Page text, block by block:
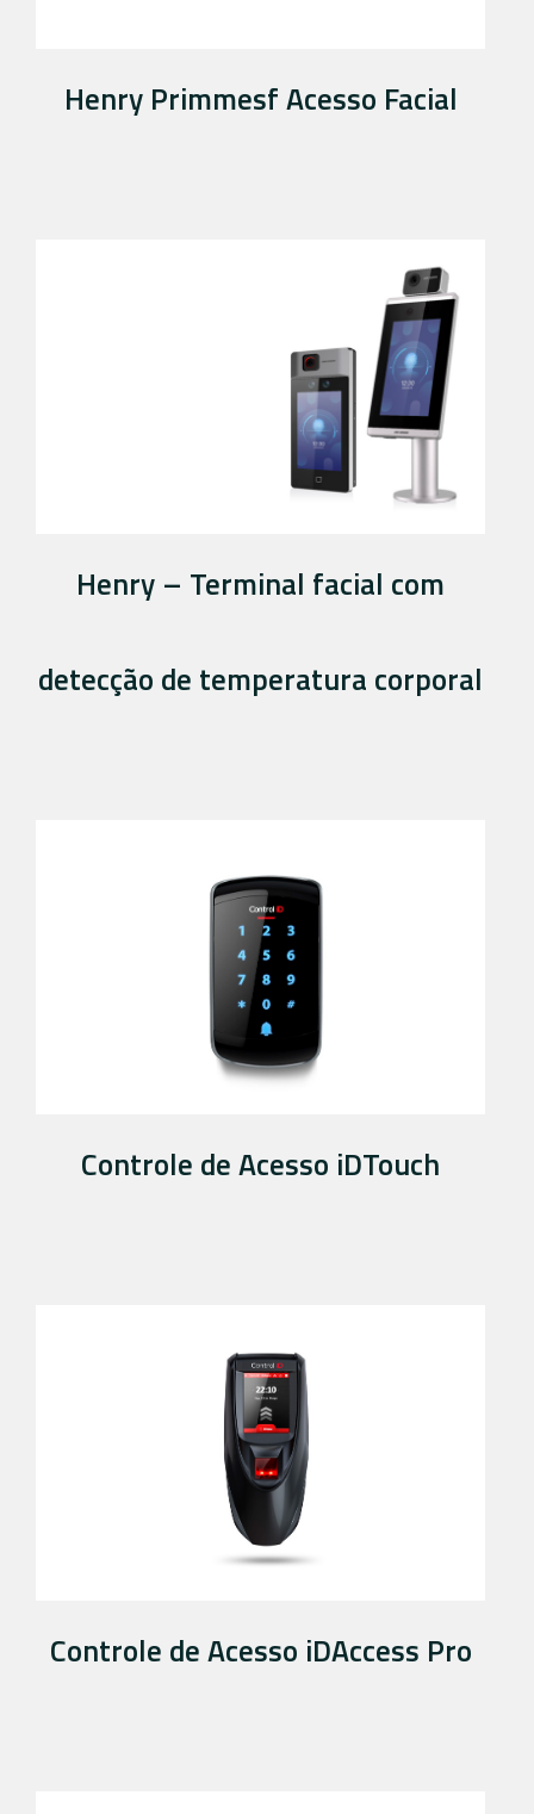
Henry Primmesf Acesso Facial
Henry – Terminal facial com
detecção de temperatura corporal
Controle de Acesso iDTouch
Controle de Acesso iDAccess Pro